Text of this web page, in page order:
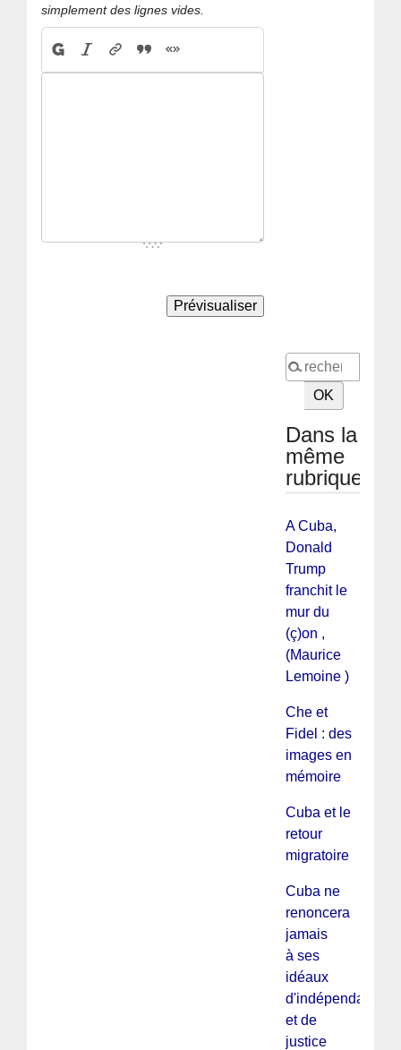
simplement des lignes vides.
Dans la
même
rubrique
A Cuba,
Donald
Trump
franchit le
mur du
(ç)on ,
(Maurice
Lemoine )
Che et
Fidel : des
images en
mémoire
Cuba et le
retour
migratoire
Cuba ne
renoncera
jamais
à ses
idéaux
d'indépendance
et de
justice